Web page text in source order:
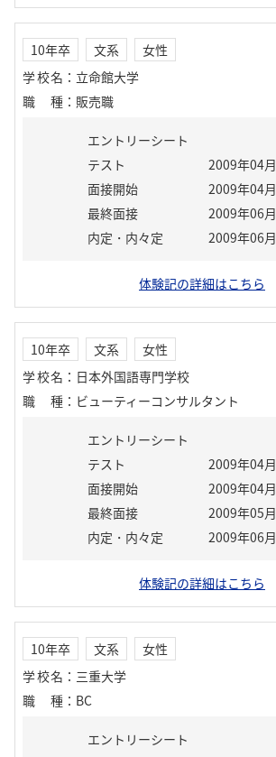
10年卒 文系
女性
学校名 ： 立命館大学
職種 ： 販売職
エントリーシート
テスト
2009年04月
面接開始
2009年04月
最終面接
2009年06月
内定・内々定
2009年06月
体験記の詳細はこちら
10年卒 文系
女性
学校名 ： 日本外国語専門学校
職種 ： ビューティーコンサルタント
エントリーシート
テスト
2009年04月
面接開始
2009年04月
最終面接
2009年05月
内定・内々定
2009年06月
体験記の詳細はこちら
10年卒 文系
女性
学校名 ： 三重大学
職種 ： BC
エントリーシート